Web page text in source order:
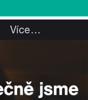
Více…